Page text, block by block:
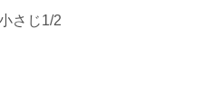
さじ1/2